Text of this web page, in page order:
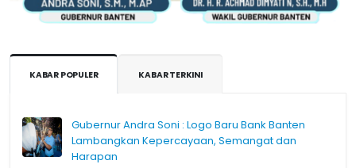
KABAR POPULER KABAR TERKINI
Gubernur Andra Soni : Logo Baru Bank Banten
Lambangkan Kepercayaan, Semangat dan
Harapan